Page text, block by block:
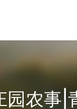
园农事|